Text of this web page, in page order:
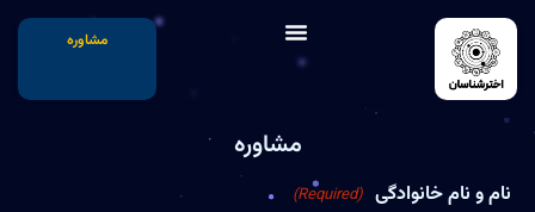
مشاوره
مشاوره
نام و نام خانوادگی (Required)